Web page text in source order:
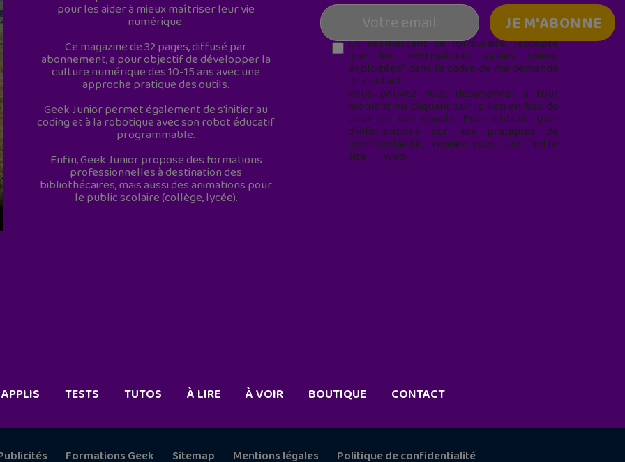
pour les aider à mieux maîtriser leur vie
numérique.
Ce magazine de 32 pages, diffusé par
abonnement, a pour objectif de développer la
culture numérique des 10-15 ans avec une
approche pratique des outils.
Geek Junior permet également de s'initier au
coding et à la robotique avec son robot éducatif
programmable.
Enfin, Geek Junior propose des formations
professionnelles à destination des
bibliothécaires, mais aussi des animations pour
le public scolaire (collège, lycée).
En soumettant ce formulaire, j’accepte
que les informations saisies soient
exploitées* dans le cadre de ma demande
de contact.
Vous pouvez vous désabonner à tout
moment en cliquant sur le lien en bas de
page de nos emails. Pour obtenir plus
d'informations sur nos pratiques de
confidentialité, rendez-vous sur notre
site web
APPLIS TESTS TUTOS À LIRE À VOIR BOUTIQUE CONTACT
Formations Geek Sitemap Mentions légales Politique de confidentialité